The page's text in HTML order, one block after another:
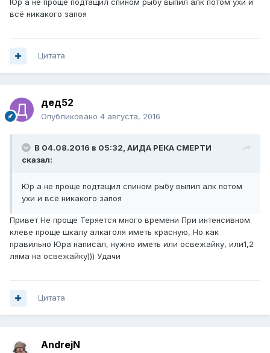
Юр а не проще подтащил спином рыбу выпил алк потом ухи и
всё никакого запоя
Цитата
дед52
Опубликовано 4 августа, 2016
В 04.08.2016 в 05:32, АИДА РЕКА СМЕРТИ
сказал:
Юр а не проще подтащил спином рыбу выпил алк потом
ухи и всё никакого запоя
Привет Не проще Теряется много времени При интенсивном
клеве проще шкалу алкаголя иметь красную, Но как
правильно Юра написал, нужно иметь или освежайку, или1,2
ляма на освежайку))) Удачи
Цитата
AndrejN